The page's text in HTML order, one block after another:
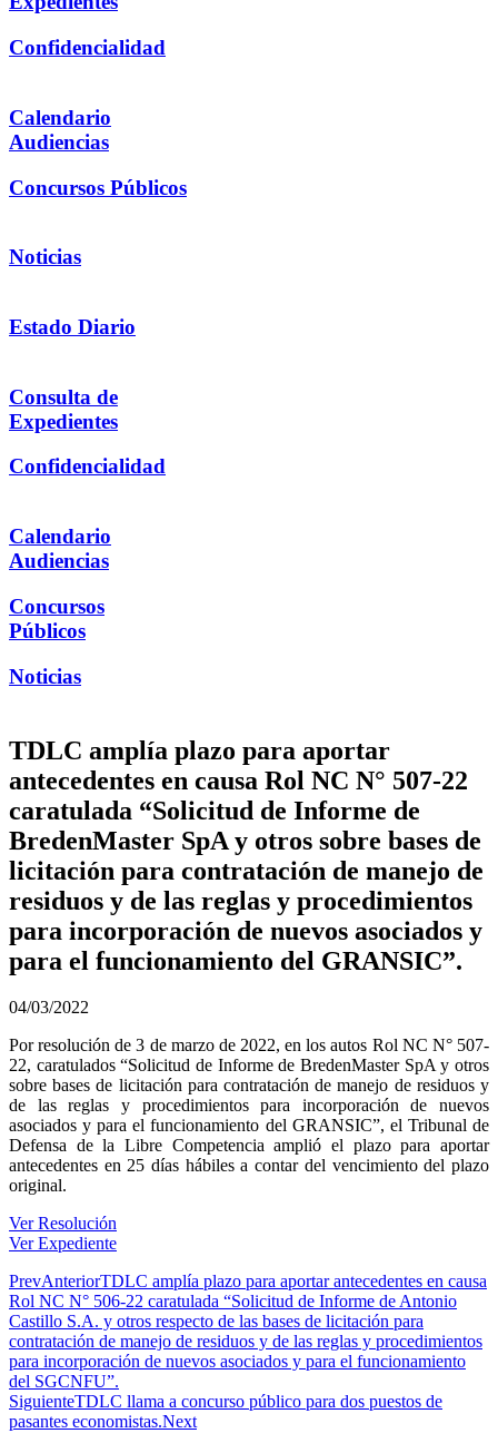
Confidencialidad
Calendario
Audiencias
Concursos Públicos
Noticias
Estado Diario
Consulta de
Expedientes
Confidencialidad
Calendario
Audiencias
Concursos
Públicos
Noticias
TDLC amplía plazo para aportar
antecedentes en causa Rol NC N° 507-22
caratulada “Solicitud de Informe de
BredenMaster SpA y otros sobre bases de
licitación para contratación de manejo de
residuos y de las reglas y procedimientos
para incorporación de nuevos asociados y
para el funcionamiento del GRANSIC”.
04/03/2022
Por resolución de 3 de marzo de 2022, en los autos Rol NC N° 507-
22, caratulados “Solicitud de Informe de BredenMaster SpA y otros
sobre bases de licitación para contratación de manejo de residuos y
de las reglas y procedimientos para incorporación de nuevos
asociados y para el funcionamiento del GRANSIC”, el Tribunal de
Defensa de la Libre Competencia amplió el plazo para aportar
antecedentes en 25 días hábiles a contar del vencimiento del plazo
original.
Ver Resolución
Ver Expediente
PrevAnteriorTDLC amplía plazo para aportar antecedentes en causa
Rol NC N° 506-22 caratulada “Solicitud de Informe de Antonio
Castillo S.A. y otros respecto de las bases de licitación para
contratación de manejo de residuos y de las reglas y procedimientos
para incorporación de nuevos asociados y para el funcionamiento
del SGCNFU”.
SiguienteTDLC llama a concurso público para dos puestos de
pasantes economistas.Next